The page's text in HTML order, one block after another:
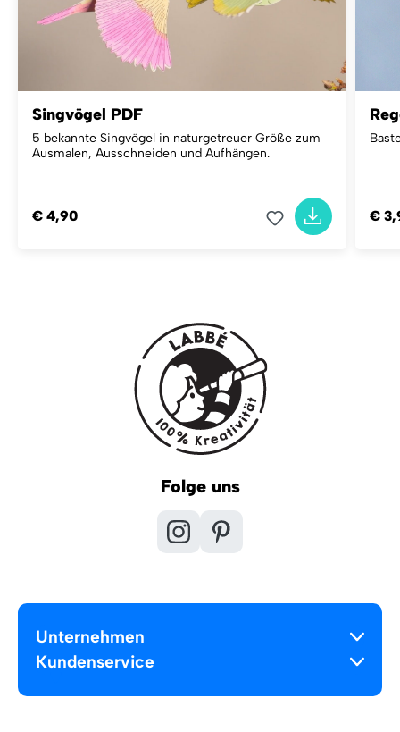
Singvögel PDF
5 bekannte Singvögel in naturgetreuer Größe zum
Ausmalen, Ausschneiden und Aufhängen.
€ 4,90 €
Folge uns
Unternehmen
Kundenservice